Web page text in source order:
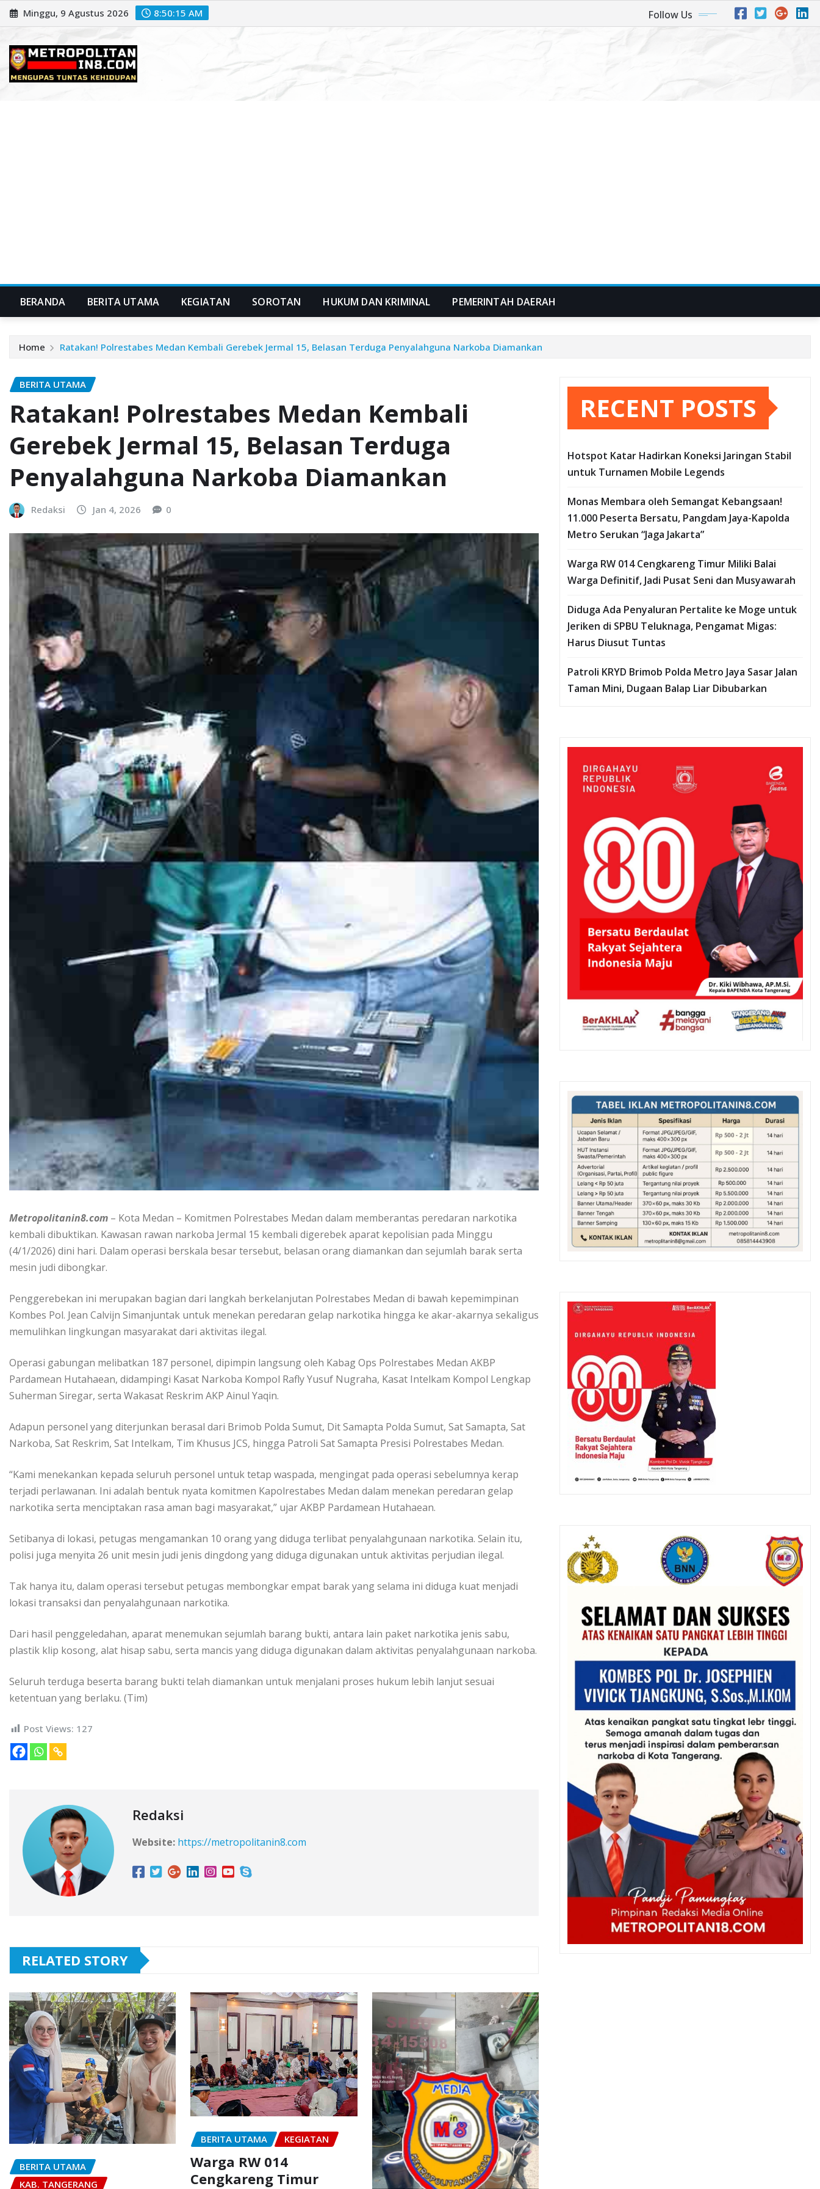
Skip
to
Minggu, 9 Agustus 2026 8:50:16 AM Follow Us
BERANDA BERITA UTAMA KEGIATAN SOROTAN HUKUM DAN KRIMINAL PEMERINTAH DAERAH
Home Ratakan! Polrestabes Medan Kembali Gerebek Jermal 15, Belasan Terduga Penyalahguna Narkoba Diamankan
BERITA UTAMA
Ratakan! Polrestabes Medan Kembali
Gerebek Jermal 15, Belasan Terduga
Penyalahguna Narkoba Diamankan
Redaksi Jan 4, 2026 0
Metropolitanin8.com – Kota Medan – Komitmen Polrestabes Medan dalam memberantas peredaran narkotika
kembali dibuktikan. Kawasan rawan narkoba Jermal 15 kembali digerebek aparat kepolisian pada Minggu
(4/1/2026) dini hari. Dalam operasi berskala besar tersebut, belasan orang diamankan dan sejumlah barak serta
mesin judi dibongkar.
Penggerebekan ini merupakan bagian dari langkah berkelanjutan Polrestabes Medan di bawah kepemimpinan
Kombes Pol. Jean Calvijn Simanjuntak untuk menekan peredaran gelap narkotika hingga ke akar-akarnya sekaligus
memulihkan lingkungan masyarakat dari aktivitas ilegal.
Operasi gabungan melibatkan 187 personel, dipimpin langsung oleh Kabag Ops Polrestabes Medan AKBP
Pardamean Hutahaean, didampingi Kasat Narkoba Kompol Rafly Yusuf Nugraha, Kasat Intelkam Kompol Lengkap
Suherman Siregar, serta Wakasat Reskrim AKP Ainul Yaqin.
Adapun personel yang diterjunkan berasal dari Brimob Polda Sumut, Dit Samapta Polda Sumut, Sat Samapta, Sat
Narkoba, Sat Reskrim, Sat Intelkam, Tim Khusus JCS, hingga Patroli Sat Samapta Presisi Polrestabes Medan.
“Kami menekankan kepada seluruh personel untuk tetap waspada, mengingat pada operasi sebelumnya kerap
terjadi perlawanan. Ini adalah bentuk nyata komitmen Kapolrestabes Medan dalam menekan peredaran gelap
narkotika serta menciptakan rasa aman bagi masyarakat,” ujar AKBP Pardamean Hutahaean.
Setibanya di lokasi, petugas mengamankan 10 orang yang diduga terlibat penyalahgunaan narkotika. Selain itu,
polisi juga menyita 26 unit mesin judi jenis dingdong yang diduga digunakan untuk aktivitas perjudian ilegal.
Tak hanya itu, dalam operasi tersebut petugas membongkar empat barak yang selama ini diduga kuat menjadi
lokasi transaksi dan penyalahgunaan narkotika.
Dari hasil penggeledahan, aparat menemukan sejumlah barang bukti, antara lain paket narkotika jenis sabu,
plastik klip kosong, alat hisap sabu, serta mancis yang diduga digunakan dalam aktivitas penyalahgunaan narkoba.
Seluruh terduga beserta barang bukti telah diamankan untuk menjalani proses hukum lebih lanjut sesuai
ketentuan yang berlaku. (Tim)
Post Views: 127
Redaksi
Website: https://metropolitanin8.com
RELATED STORY
BERITA UTAMA
KAB. TANGERANG
BERITA UTAMA KEGIATAN
Warga RW 014
Cengkareng Timur
RECENT POSTS
Hotspot Katar Hadirkan Koneksi Jaringan Stabil
untuk Turnamen Mobile Legends
Monas Membara oleh Semangat Kebangsaan!
11.000 Peserta Bersatu, Pangdam Jaya-Kapolda
Metro Serukan “Jaga Jakarta”
Warga RW 014 Cengkareng Timur Miliki Balai
Warga Definitif, Jadi Pusat Seni dan Musyawarah
Diduga Ada Penyaluran Pertalite ke Moge untuk
Jeriken di SPBU Teluknaga, Pengamat Migas:
Harus Diusut Tuntas
Patroli KRYD Brimob Polda Metro Jaya Sasar Jalan
Taman Mini, Dugaan Balap Liar Dibubarkan